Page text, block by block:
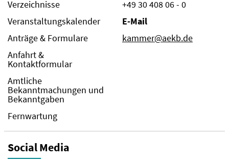
Verzeichnisse
Veranstaltungskalender
Anträge & Formulare
Anfahrt &
Kontaktformular
Amtliche
Bekanntmachungen und
Bekanntgaben
Fernwartung
+49 30 408 06 - 0
E-Mail
kammer@aekb.de
Social Media